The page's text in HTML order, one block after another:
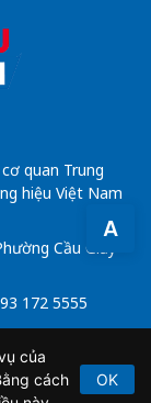
A
quan Trung
hiệu Việt Nam
Cầu Giấy -
172 5555
BTTTT do Bộ
của
cách
OK